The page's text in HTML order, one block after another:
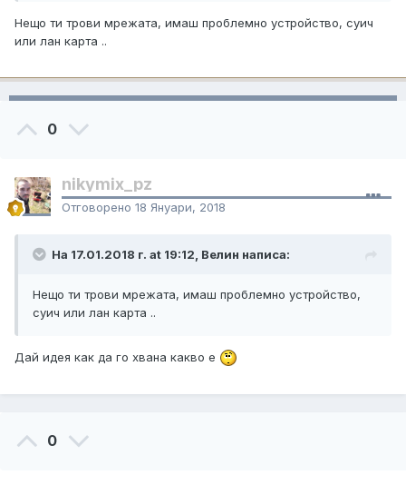
Нещо ти трови мрежата, имаш проблемно устройство, суич
или лан карта ..
0
nikymix_pz
Отговорено 18 Януари, 2018
На 17.01.2018 г. at 19:12, Велин написа:
Нещо ти трови мрежата, имаш проблемно устройство,
суич или лан карта ..
Дай идея как да го хвана какво е
0